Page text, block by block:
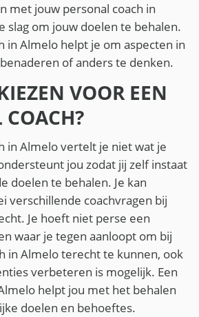
met jouw personal coach in
slag om jouw doelen te behalen.
in Almelo helpt je om aspecten in
of anders te denken.
VOOR EEN
COACH?
in Almelo vertelt je niet wat je
jou zodat jij zelf instaat
doelen te behalen. Je kan
verschillende coachvragen bij
Je hoeft niet perse een
waar je tegen aanloopt om bij
in Almelo terecht te kunnen, ook
verbeteren is mogelijk. Een
helpt jou met het behalen
doelen en behoeftes.